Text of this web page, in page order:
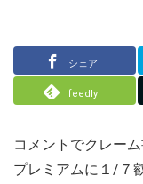
シェア
feedly
コメントでクレー
プレミアムに１/７